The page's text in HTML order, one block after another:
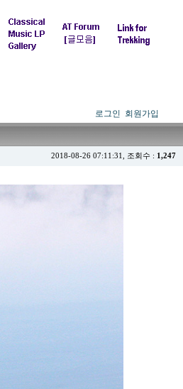
로그인 회원가입
2018-08-26 07:11:31, 조회수 : 1,247